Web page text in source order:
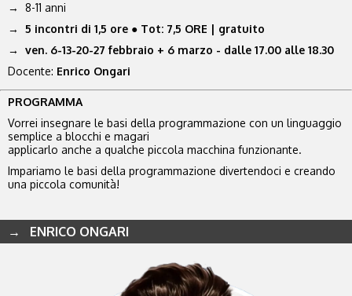
→ 8-11 anni
→ 5 incontri di 1,5 ore ● Tot: 7,5 ORE | gratuito
→ ven. 6-13-20-27 febbraio + 6 marzo - dalle 17.00 alle 18.30
Docente: Enrico Ongari
PROGRAMMA
Vorrei insegnare le basi della programmazione con un linguaggio
semplice a blocchi e magari
applicarlo anche a qualche piccola macchina funzionante.
Impariamo le basi della programmazione divertendoci e creando
una piccola comunità!
→ ENRICO ONGARI